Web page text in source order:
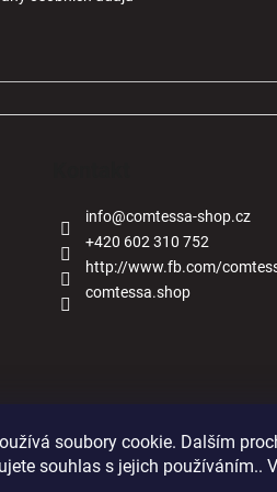
soubory cookie. Dalším
souhlas s jejich používáním..
info@comtessa-shop.cz
+420 602 310 752
http://www.fb.com/
comtessa.shop
Naše